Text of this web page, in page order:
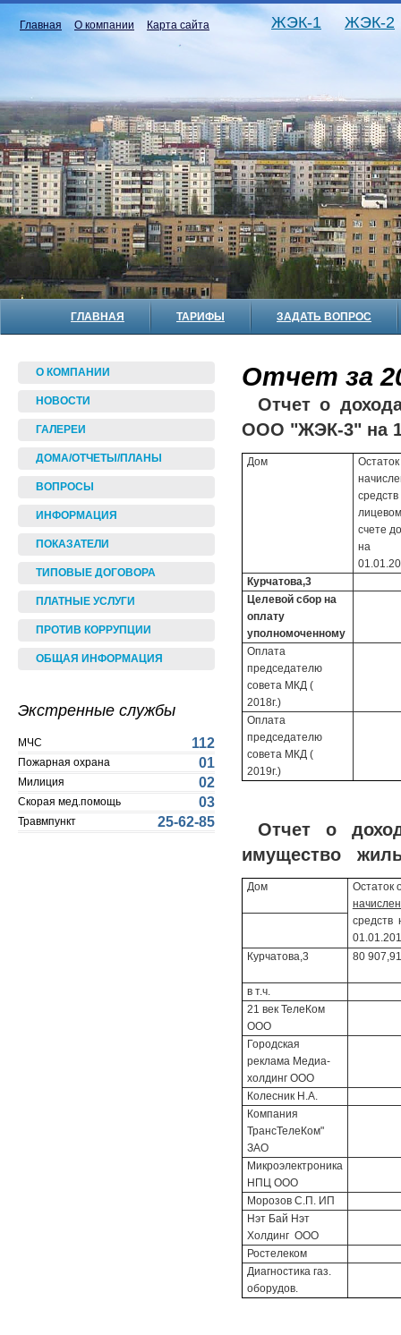
Главная О компании Карта сайта ЖЭК-1 ЖЭК-2
ГЛАВНАЯ ТАРИФЫ ЗАДАТЬ ВОПРОС
О КОМПАНИИ
НОВОСТИ
ГАЛЕРЕИ
ДОМА/ОТЧЕТЫ/ПЛАНЫ
ВОПРОСЫ
ИНФОРМАЦИЯ
ПОКАЗАТЕЛИ
ТИПОВЫЕ ДОГОВОРА
ПЛАТНЫЕ УСЛУГИ
ПРОТИВ КОРРУПЦИИ
ОБЩАЯ ИНФОРМАЦИЯ
Экстренные службы
МЧС 112
Пожарная охрана 01
Милиция 02
Скорая мед.помощь 03
Травмпункт 25-62-85
Отчет за
Отчет о
ООО "ЖЭК-3" на
Дом
Остаток
лицевом
счете
на
Курчатова,3
Целевой сбор на
оплату
уполномоченному
Оплата
председателю
совета МКД (
2018г.)
Оплата
председателю
совета МКД (
2019г.)
Отчет о
имущество
Дом
Остаток
средств
Курчатова,3
80 907,91
в т.ч.
21 век ТелеКом
ООО
Городская
реклама Медиа-
холдинг ООО
Колесник Н.А.
Компания
ТрансТелеКом"
ЗАО
Микроэлектроника
НПЦ ООО
Морозов С.П. ИП
Нэт Бай Нэт
Холдинг ООО
Ростелеком
Диагностика газ.
оборудов.